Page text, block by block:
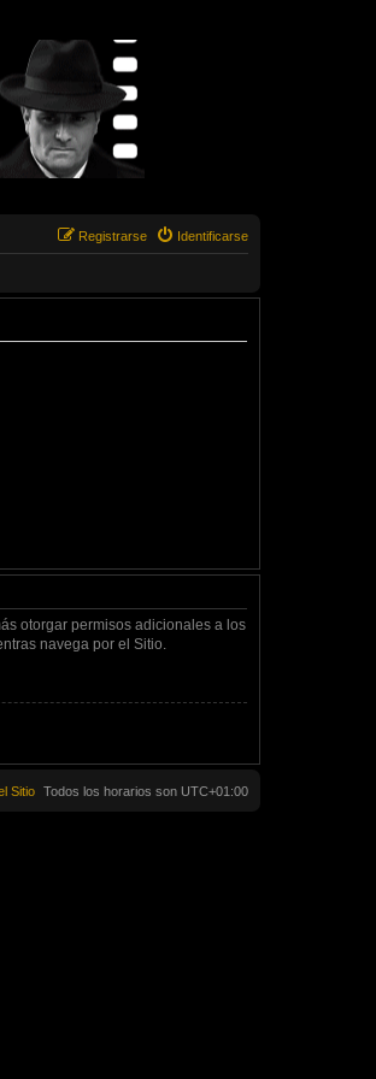
Identificarse
Registrarse
otorgar permisos adicionales a los
navega por el Sitio.
Todos los horarios son UTC+01:00
Sitio